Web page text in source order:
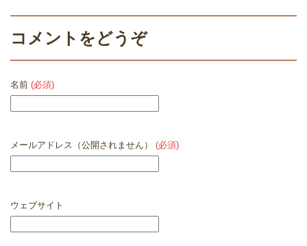
コメントをどうぞ
名前 (必須)
メールアドレス（公開されません） (必須)
ウェブサイト